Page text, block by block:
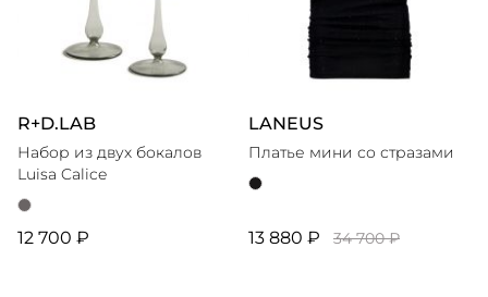
R+D.LAB
Набор из двух бокалов
Luisa Calice
12 700 ₽
LANEUS
Платье мини со стразами
13 880 ₽ 34 700 ₽